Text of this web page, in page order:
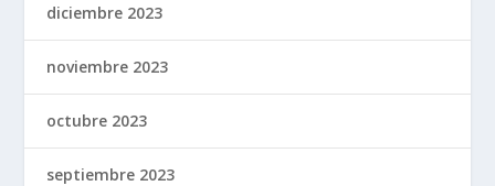
diciembre 2023
noviembre 2023
octubre 2023
septiembre 2023